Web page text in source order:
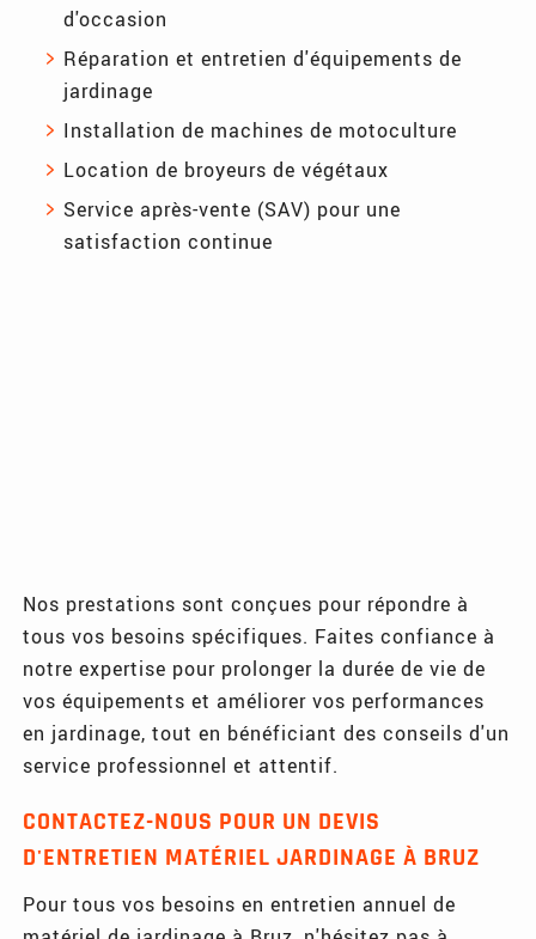
d'occasion
Réparation et entretien d'équipements de
jardinage
Installation de machines de motoculture
Location de broyeurs de végétaux
Service après-vente (SAV) pour une
satisfaction continue
Nos prestations sont conçues pour répondre à
tous vos besoins spécifiques. Faites confiance à
notre expertise pour prolonger la durée de vie de
vos équipements et améliorer vos performances
en jardinage, tout en bénéficiant des conseils d'un
service professionnel et attentif.
CONTACTEZ-NOUS POUR UN DEVIS
D'ENTRETIEN MATÉRIEL JARDINAGE À BRUZ
Pour tous vos besoins en entretien annuel de